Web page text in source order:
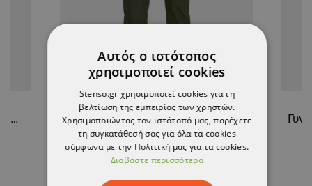
Ανδρική ιατρική μπλούζα NOBBY GREEN Παντελόνι NOBBY GREEN
14,38 €
Αυτός ο ιστότοπος
χρησιμοποιεί cookies
Stenso.gr χρησιμοποιεί cookies για τη
βελτίωση της εμπειρίας των χρηστών.
Χρησιμοποιώντας τον ιστότοπό μας, παρέχετε
τη συγκατάθεσή σας για όλα τα cookies
σύμφωνα με την Πολιτική μας για τα cookies.
Διαβάστε περισσότερα